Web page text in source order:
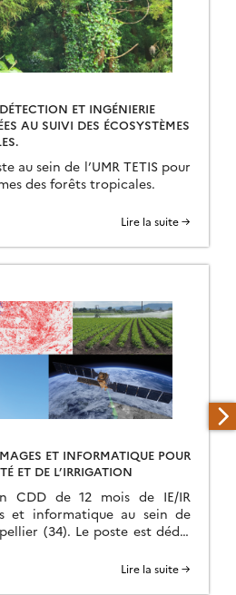
ET INGÉNIERIE
AU SUIVI DES ÉCOSYSTÈMES
au sein de l’UMR TETIS pour
des forêts tropicales.
Lire la suite →
ET INFORMATIQUE POUR
ET DE L’IRRIGATION
CDD de 12 mois de IE/IR
et informatique au sein de
(34). Le poste est dédié
Lire la suite →